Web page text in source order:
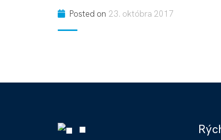
Posted on 23. októbra 2017
■